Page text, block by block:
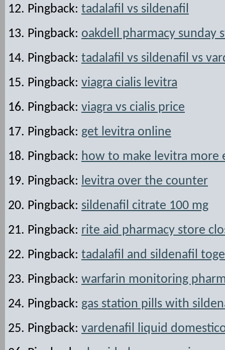
Pingback: tadalafil vs sildenafil
Pingback: oakdell pharmacy sunday
Pingback: tadalafil vs sildenafil vs
Pingback: viagra cialis levitra
Pingback: viagra vs cialis price
Pingback: get levitra online
Pingback: how to make levitra more
Pingback: levitra over the counter
Pingback: sildenafil citrate 100 mg
Pingback: rite aid pharmacy store
Pingback: tadalafil and sildenafil
Pingback: warfarin monitoring
Pingback: gas station pills with
Pingback: vardenafil liquid